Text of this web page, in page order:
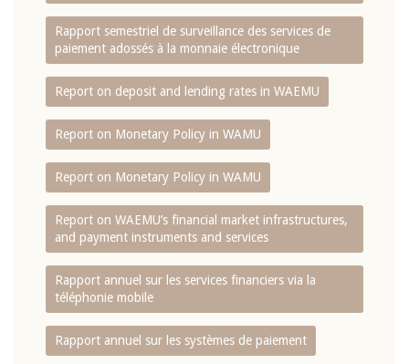
Rapport semestriel de surveillance des services de
paiement adossés à la monnaie électronique
Report on deposit and lending rates in WAEMU
Report on Monetary Policy in WAMU
Report on Monetary Policy in WAMU
Report on WAEMU’s financial market infrastructures,
and payment instruments and services
Rapport annuel sur les services financiers via la
téléphonie mobile
Rapport annuel sur les systèmes de paiement